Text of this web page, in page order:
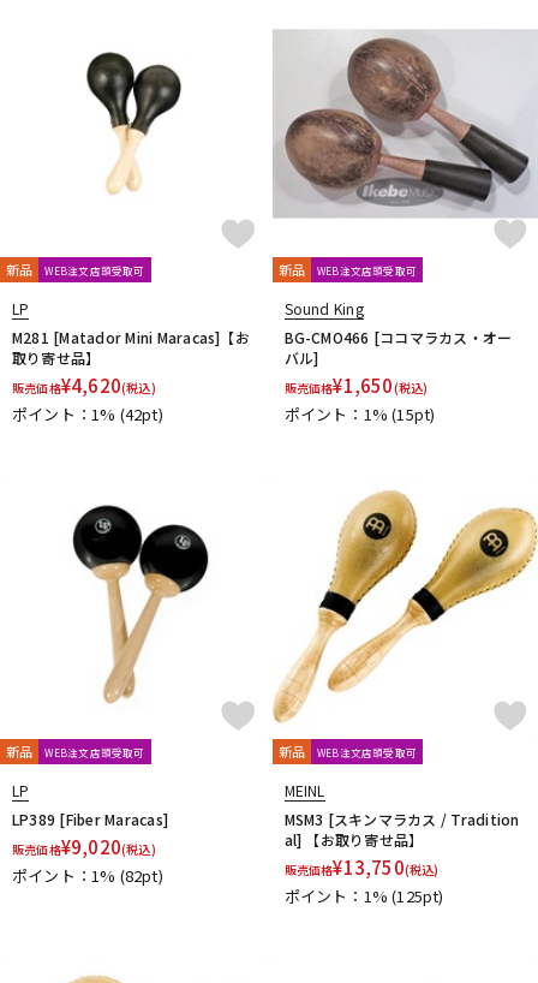
新品 WEB注文店頭受取可
LP
M281 [Matador Mini Maracas]【お
取り寄せ品】
販売価格¥4,620(税込)
ポイント：1% (42pt)
新品 WEB注文店頭受取可
Sound King
BG-CMO466 [ココマラカス・オー
バル]
販売価格¥1,650(税込)
ポイント：1%(15pt)
新品 WEB注文店頭受取可
LP
LP389 [Fiber Maracas]
販売価格¥9,020(税込)
ポイント：1% (82pt)
新品 WEB注文店頭受取可
MEINL
MSM3 [スキンマラカス / Tradition
al] 【お取り寄せ品】
販売価格¥13,750(税込)
ポイント：1%(125pt)